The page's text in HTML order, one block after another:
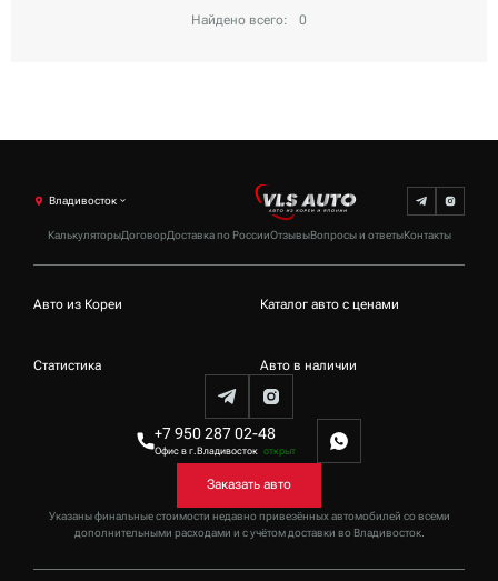
Найдено всего: 0
КалькуляторыДоговорДоставка по РоссииОтзывыВопросы и ответыКонтакты
Владивосток
+7 950 287 02-48
Офис в г.Владивосток открыт
Указаны финальные стоимости недавно привезённых автомобилей со всеми
дополнительными расходами и с учётом доставки во Владивосток.
Заказать авто
Авто из Кореи Каталог авто с ценами
Статистика Авто в наличии